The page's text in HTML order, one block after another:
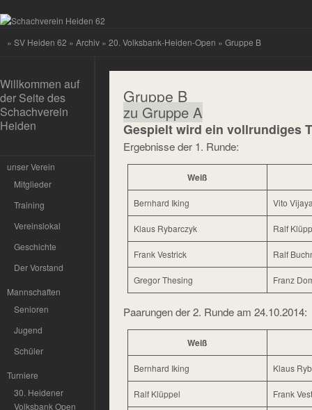
» SV Heiden 62 » Archiv » 20. Volksbank-Heiden-Open » Gruppe B
Willkommen auf
der Seite des
Schachverein
Heiden
unser Verein
Mitglieder
Training
Vereinslokal
Geschichte
Der Vorstand
Mannschaften
Senioren
Jugend
Schüler
Turniere
30. Heidener
Volksbank Open
Gruppe B
zu Gruppe A
Gespielt wird ein vollrundiges
Ergebnisse der 1. Runde:
Weiß
Bernhard Iking Vito
Klaus Rybarczyk Ralf
Frank Vestrick Ralf
Gregor Thesing Franz
Paarungen der 2. Runde am 24.10.2014:
Weiß
Bernhard Iking Klaus
Ralf Klüppel Frank